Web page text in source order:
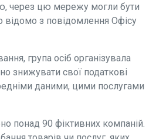
через цю мережу могли бути
відомо з повідомлення Офісу
група осіб організувала
знижувати свої податкові
даними, цими послугами
понад 90 фіктивних компаній.